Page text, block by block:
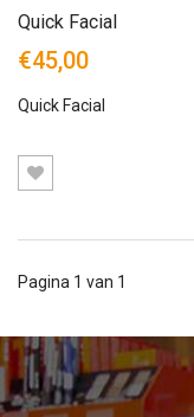
Quick Facial
€45,00
Quick Facial
Pagina 1 van 1